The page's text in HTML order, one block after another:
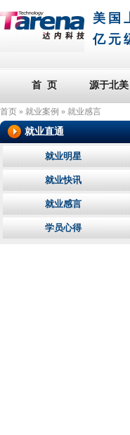
美国
亿元
首 页 源于北美
首页 » 就业案例 » 就业感言
就业直通
就业明星
就业快讯
就业感言
学员心得